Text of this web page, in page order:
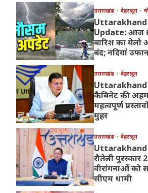
उत्तराखंड देहरादून
Update: आज 6
बारिश का येलो
बंद; नदियां
उत्तराखंड देहरादून
Uttarakhand
कैबिनेट की
महत्वपूर्ण
मुहर
उत्तराखंड देहरादून
Uttarakhand
रौतेली पुरस्कार
वीरांगनाओं को
सीएम धामी